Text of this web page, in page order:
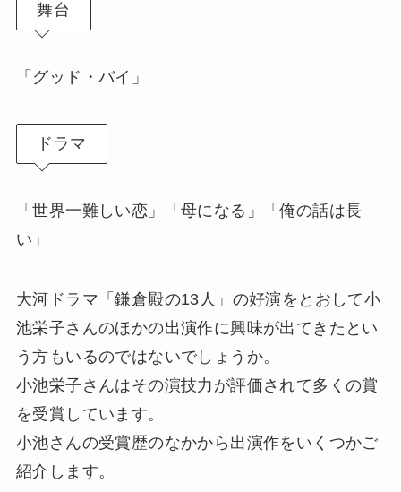
舞台
「グッド・バイ」
ドラマ
「世界一難しい恋」「母になる」「俺の話は長
い」
大河ドラマ「鎌倉殿の13人」の好演をとおして小
池栄子さんのほかの出演作に興味が出てきたとい
う方もいるのではないでしょうか。
小池栄子さんはその演技力が評価されて多くの賞
を受賞しています。
小池さんの受賞歴のなかから出演作をいくつかご
紹介します。